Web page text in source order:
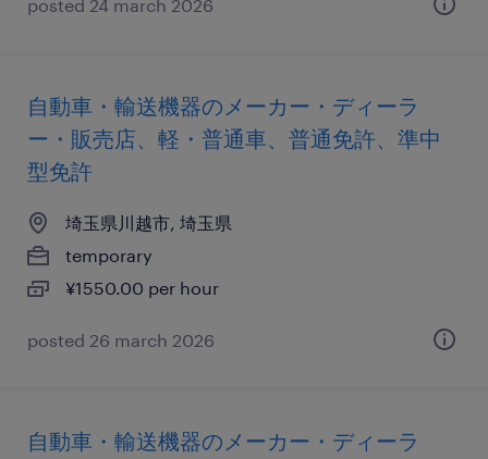
posted 24 march 2026
自動車・輸送機器のメーカー・ディーラ
ー・販売店、軽・普通車、普通免許、準中
型免許
埼玉県川越市, 埼玉県
temporary
¥1550.00 per hour
posted 26 march 2026
自動車・輸送機器のメーカー・ディーラ